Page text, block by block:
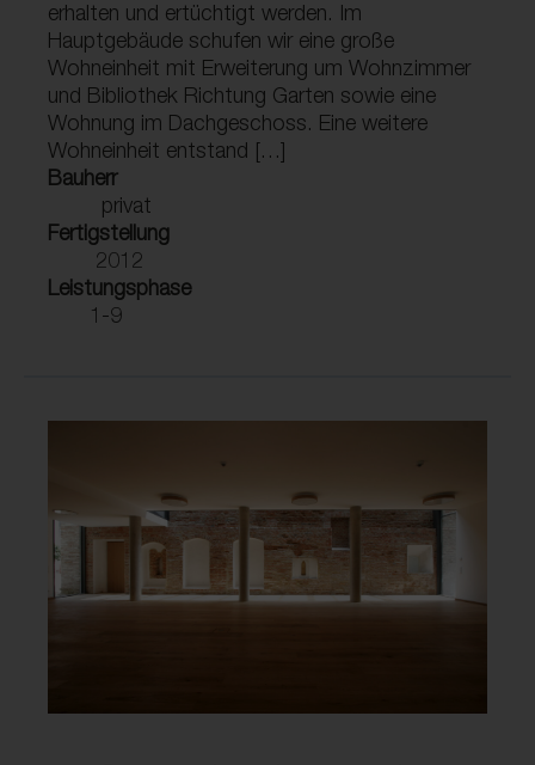
erhalten und ertüchtigt werden. Im
Hauptgebäude schufen wir eine große
Wohneinheit mit Erweiterung um Wohnzimmer
und Bibliothek Richtung Garten sowie eine
Wohnung im Dachgeschoss. Eine weitere
Wohneinheit entstand […]
Bauherr
privat
Fertigstellung
2012
Leistungsphase
1-9